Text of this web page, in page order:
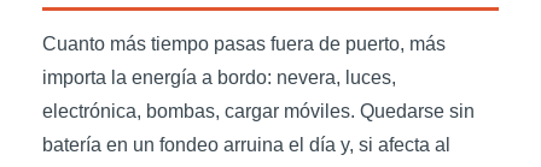
Cuanto más tiempo pasas fuera de puerto, más
importa la energía a bordo: nevera, luces,
electrónica, bombas, cargar móviles. Quedarse sin
batería en un fondeo arruina el día y, si afecta al